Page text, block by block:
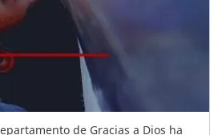
de Gracias a Dios ha